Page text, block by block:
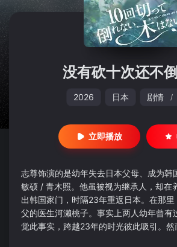
没有砍十次还不
2026 日本 剧情 /
立即播放
志尊饰演的是幼年失去日本父母、成为韩
敏硕 / 青木照。他虽被视为继承人，却在
出韩国家门，时隔23年重返日本。在那
父的医生河濑桃子。事实上两人幼年曾有
觉此事实，跨越23年的时光彼此吸引。然